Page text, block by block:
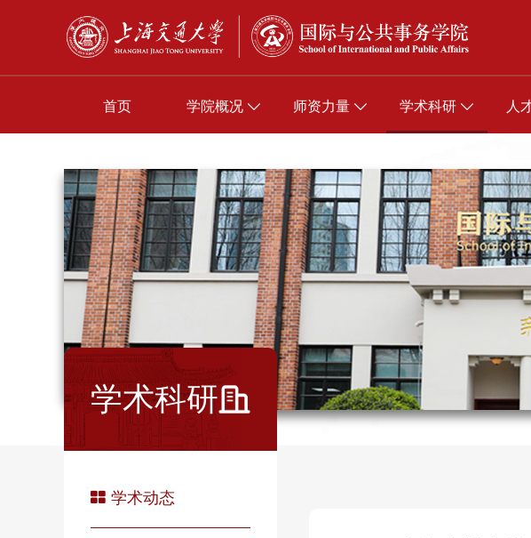
首页 学院概况 师资力量 学术科研 人
学术科研
学术动态